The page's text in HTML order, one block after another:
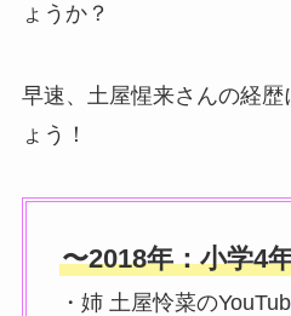
ょうか？
早速、土屋惺来さんの経歴
ょう！
〜2018年：小学4
・姉 土屋怜菜の